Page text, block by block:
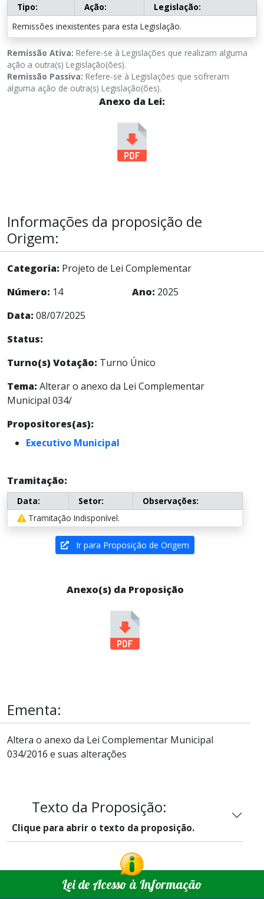
Tipo: Ação:
Legislação:
Remissões inexistentes para esta Legislação.
Remissão Ativa: Refere-se à Legislações que realizam alguma
ação a outra(s) Legislação(ões).
Remissão Passiva: Refere-se à Legislações que sofreram
alguma ação de outra(s) Legislação(ões).
Anexo da Lei:
Informações da proposição de
Origem:
Categoria: Projeto de Lei Complementar
Número: 14 Ano: 2025
Data: 08/07/2025
Status:
Turno(s) Votação: Turno Único
Tema: Alterar o anexo da Lei Complementar
Municipal 034/
Propositores(as):
Executivo Municipal
Tramitação:
Data: Setor:
Observações:
Tramitação Indisponível.
Ir para Proposição de Origem
Anexo(s) da Proposição
Ementa:
Altera o anexo da Lei Complementar Municipal
034/2016 e suas alterações
Texto da Proposição:
Clique para abrir o texto da proposição.
Lei de Acesso à Informação